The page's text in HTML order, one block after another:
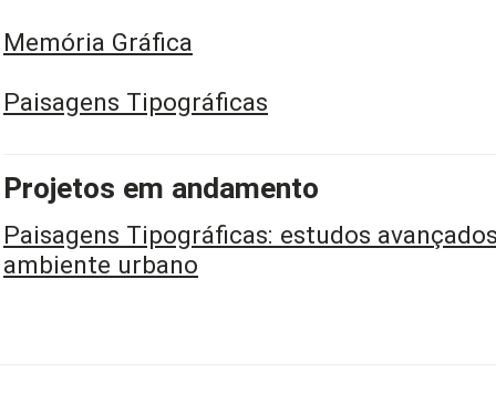
Memória Gráfica
Paisagens Tipográficas
Projetos em andamento
Paisagens Tipográficas: estudos
ambiente urbano